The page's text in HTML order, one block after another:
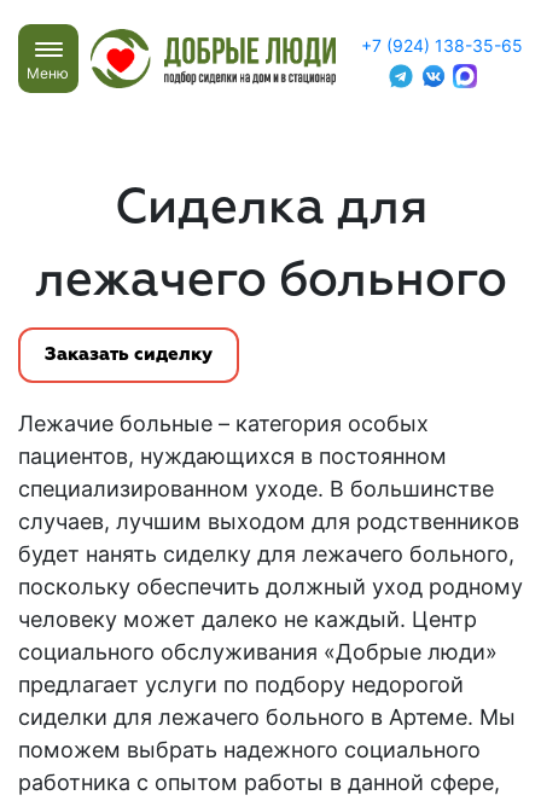
Меню
+7 (924) 138-35-65
Сиделка для
лежачего больного
Заказать сиделку
Лежачие больные – категория особых
пациентов, нуждающихся в постоянном
специализированном уходе. В большинстве
случаев, лучшим выходом для родственников
будет нанять сиделку для лежачего больного,
поскольку обеспечить должный уход родному
человеку может далеко не каждый. Центр
социального обслуживания «Добрые люди»
предлагает услуги по подбору недорогой
сиделки для лежачего больного в Артеме. Мы
поможем выбрать надежного социального
работника с опытом работы в данной сфере,